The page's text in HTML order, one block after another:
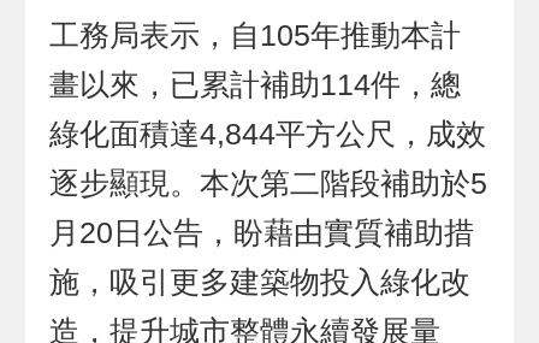
工務局表示，自105年推動本計
畫以來，已累計補助114件，總
綠化面積達4,844平方公尺，成效
逐步顯現。本次第二階段補助於5
月20日公告，盼藉由實質補助措
施，吸引更多建築物投入綠化改
造，提升城市整體永續發展量